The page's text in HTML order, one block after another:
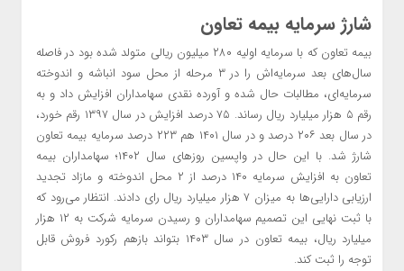
شارژ سرمایه بیمه تعاون
بیمه تعاون که با سرمایه اولیه ۲۸۰ میلیون ریالی متولد شده بود در فاصله
سال‌های بعد سرمایه‌اش را در ۳ مرحله از محل سود انباشه و اندوخته
سرمایه‌ای، مطالبات حال شده و آورده نقدی سهامداران افزایش داد و به
رقم ۵ هزار میلیارد ریال رساند. ۷۵ درصد افزایش در سال ۱۳۹۷ رقم خورد،
در سال بعد ۲۰۶ درصد و در سال ۱۴۰۱ هم ۲۲۳ درصد سرمایه بیمه تعاون
شارژ شد. با این حال در واپسین روزهای سال ۱۴۰۲؛ سهامداران بیمه
تعاون به افزایش سرمایه ۱۴۰ درصد از ۲ محل اندوخته و مازاد تجدید
ارزیابی دارایی‌ها به میزان ۷ هزار میلیارد ریال رای دادند. انتظار می‌رود که
با ثبت نهایی این تصمیم سهامداران و رسیدن سرمایه شرکت به ۱۲ هزار
میلیارد ریال، بیمه تعاون در سال ۱۴۰۳ بتواند بازهم رکورد فروش قابل
توجه را ثبت کند.